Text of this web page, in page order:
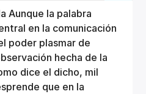
Aunque la palabra
en la comunicación
poder plasmar de
hecha de la
dice el dicho, mil
que en la